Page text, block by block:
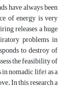
have always been
of energy is very
releases a huge
problems in
to destroy of
the feasibility of
nomadic life), as a
.In this research a